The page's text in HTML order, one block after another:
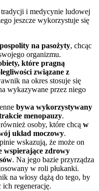
i medycynie ludowej
jeszcze wykorzystuje się
na pasożyty, chcąc
organizmu.
które pragną
związane z
na okres stosuje się
wykazywane przez niego
bywa wykorzystywany
menopauzy.
osoby, które chcą w
układ moczowy.
wskazują, że może on
wspierające zdrowy
. Na jego bazie przyrządza
w roli płukanki.
na włosy dążą do tego, by
regenerację.